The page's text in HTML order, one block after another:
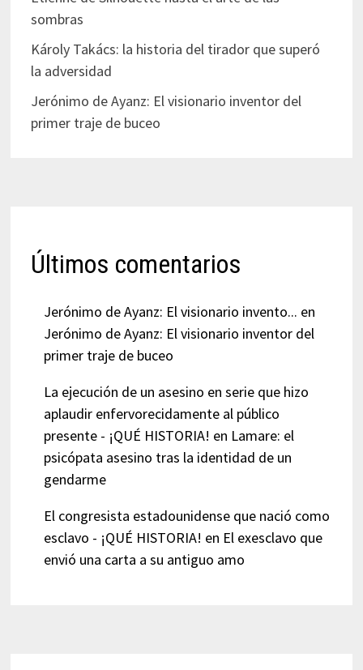
sombras
Károly Takács: la historia del tirador que superó
la adversidad
Jerónimo de Ayanz: El visionario inventor del
primer traje de buceo
Últimos comentarios
Jerónimo de Ayanz: El visionario invento... en
Jerónimo de Ayanz: El visionario inventor del
primer traje de buceo
La ejecución de un asesino en serie que hizo
aplaudir enfervorecidamente al público
presente - ¡QUÉ HISTORIA! en Lamare: el
psicópata asesino tras la identidad de un
gendarme
El congresista estadounidense que nació como
esclavo - ¡QUÉ HISTORIA! en El exesclavo que
envió una carta a su antiguo amo